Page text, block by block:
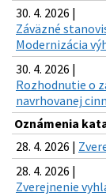
30. 4. 2026 |
Záväzné
Modernizácia
30. 4. 2026 |
Rozhodnutie o
navrhovanej
Oznámenia
28. 4. 2026 |
28. 4. 2026 |
Zverejnenie